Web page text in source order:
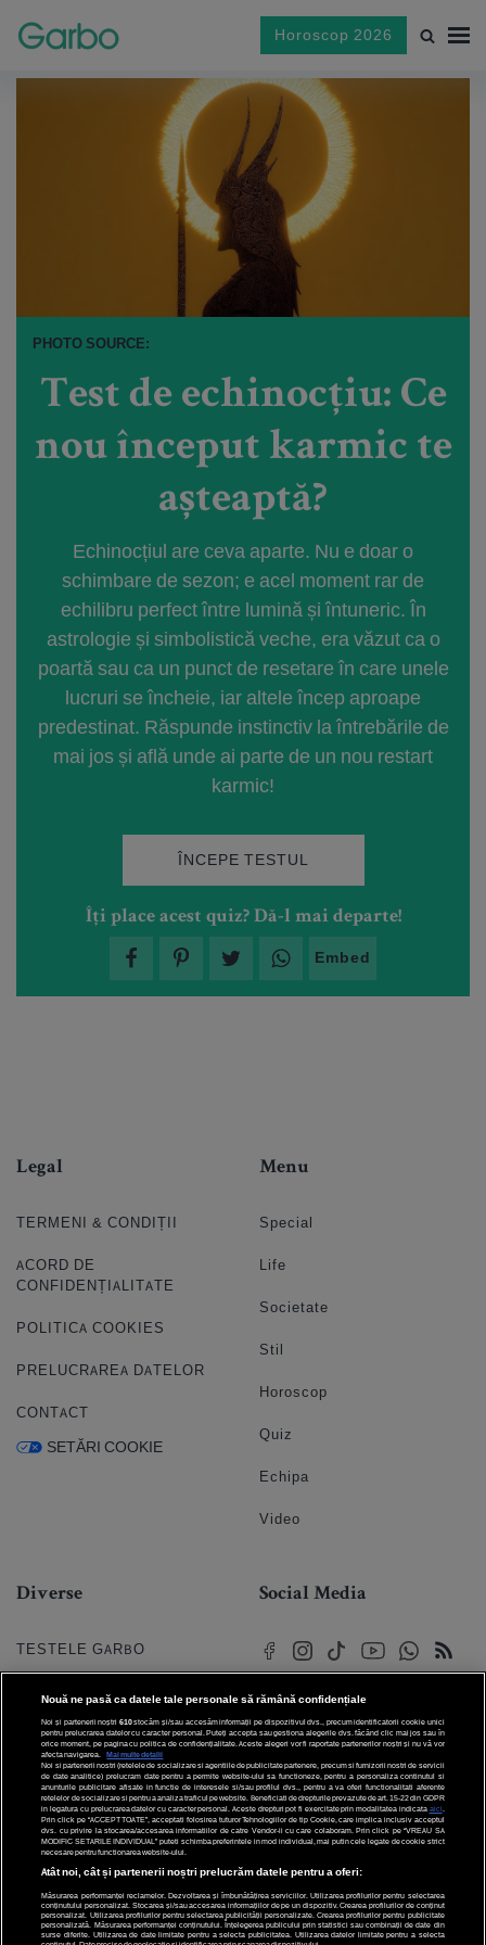
Horoscop 2026
PHOTO SOURCE:
Test de echinocțiu: Ce
nou început karmic te
așteaptă?
Echinocțiul are ceva aparte. Nu e doar o
schimbare de sezon; e acel moment rar de
echilibru perfect între lumină și întuneric. În
astrologie și simbolistică veche, era văzut ca o
poartă sau ca un punct de resetare în care unele
lucruri se încheie, iar altele încep aproape
predestinat. Răspunde instinctiv la întrebările de
mai jos și află unde ai parte de un nou restart
karmic!
ÎNCEPE TESTUL
Îți place acest quiz? Dă-l mai departe!
Embed
Legal
TERMENI & CONDIȚII
ACORD DE
CONFIDENȚIALITATE
POLITICA COOKIES
PRELUCRAREA DATELOR
CONTACT
SETĂRI COOKIE
Menu
Special
Life
Societate
Stil
Horoscop
Quiz
Echipa
Video
Diverse
TESTELE GARBO
HOROSCOP
HOROSCOPUL IUBIRII
FORUMURI
TRATAMENTE NATURISTE
DICTIONARE NUME
Social Media
© 2026 Internet Corp SRL
Toate drepturile rezervate
Nouă ne pasă ca datele tale personale să rămână confidențiale
Noi și partenerii noștri 610stocăm și/sau accesăm informații pe dispozitivul dvs., precum identificatorii cookie unici
pentru prelucrarea datelor cu caracter personal. Puteți accepta sau gestiona alegerile dvs. făcând clic mai jos sau în
orice moment, pe pagina cu politica de confidențialitate. Aceste alegeri vor fi raportate partenerilor noștri și nu vă vor
afecta navigarea.
Mai multe detalii
Noi si partenerii nostri (retelele de socializare si agentiile de publicitate partenere, precum si furnizorii nostri de servicii
de date analitice) prelucram date pentru a permite website-ului sa functioneze, pentru a personaliza continutul si
anunturile publicitare afisate in functie de interesele si/sau profilul dvs., pentru a va oferi functionalitati aferente
retelelor de socializare si pentru a analiza traficul pe website. Beneficiati de drepturile prevazute de art. 15-22 din GDPR
in legatura cu prelucrarea datelor cu caracter personal. Aceste drepturi pot fi exercitate prin modalitatea indicata aici
Prin click pe “ACCEPT TOATE”, acceptati folosirea tuturor Tehnologiilor de tip Cookie, care implica inclusiv acceptul
dvs. cu privire la stocarea/accesarea informatiilor de catre Vendor-ii cu care colaboram. Prin click pe “VREAU SA
MODIFIC SETARILE INDIVIDUAL” puteti schimba preferintele in mod individual, mai putin cele legate de cookie strict
necesare pentru functionarea website-ului.
Atât noi, cât și partenerii noștri prelucrăm datele pentru a oferi:
Măsurarea performanței reclamelor. Dezvoltarea și îmbunătățirea serviciilor. Utilizarea profilurilor pentru selectarea
conținutului personalizat. Stocarea și/sau accesarea informațiilor de pe un dispozitiv. Crearea profilurilor de conținut
personalizat. Utilizarea profilurilor pentru selectarea publicității personalizate. Crearea profilurilor pentru publicitate
personalizată. Măsurarea performanței conținutului. Înțelegerea publicului prin statistici sau combinații de date din
surse diferite. Utilizarea de date limitate pentru a selecta publicitatea. Utilizarea datelor limitate pentru a selecta